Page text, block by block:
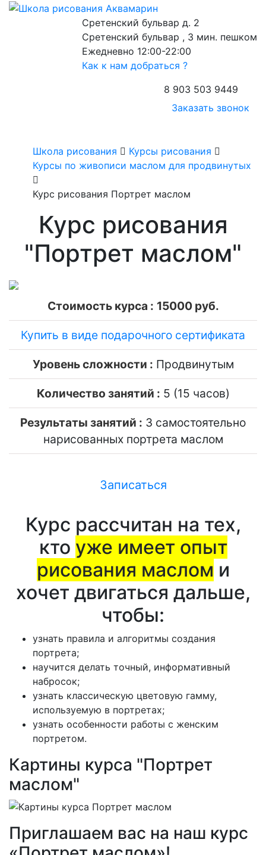
Сретенский бульвар д. 2
Сретенский бульвар , 3 мин. пешком
Ежедневно 12:00-22:00
Как к нам добраться ?
8 903 503 9449
Заказать звонок
Школа рисования
Курсы рисования
Курсы по живописи маслом для продвинутых
Курс рисования Портрет маслом
Курс рисования
"Портрет маслом"
Стоимость курса : 15000 руб.
Купить в виде подарочного сертификата
Уровень сложности : Продвинутым
Количество занятий : 5 (15 часов)
Результаты занятий : 3 самостоятельно
нарисованных портрета маслом
Записаться
Курс рассчитан на тех,
кто уже имеет опыт
рисования маслом и
хочет двигаться дальше,
чтобы:
узнать правила и алгоритмы создания
портрета;
научится делать точный, информативный
набросок;
узнать классическую цветовую гамму,
используемую в портретах;
узнать особенности работы с женским
портретом.
Картины курса "Портрет
маслом"
Приглашаем вас на наш курс